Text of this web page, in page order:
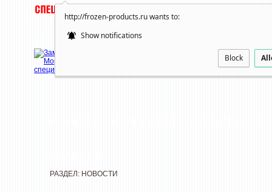
http://frozen-products.ru wants to:
Show notifications
Block
РАЗДЕЛ: НОВОСТИ